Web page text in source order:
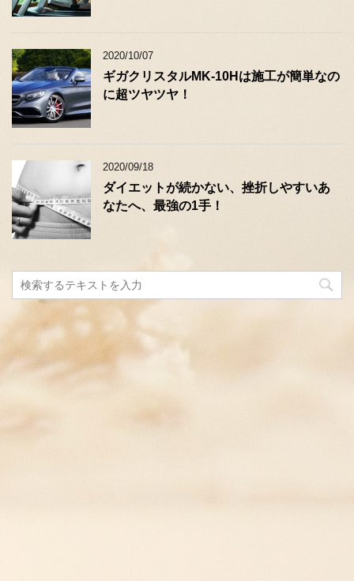
2020/10/07
ギガクリスタルMK-10Hは施工が簡単なの
に超ツヤツヤ！
2020/09/18
ダイエットが続かない、挫折しやすいあ
なたへ、最強の1手！